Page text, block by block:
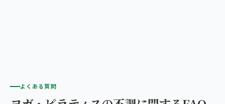
よくある質問